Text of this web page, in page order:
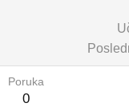
Poruka
0